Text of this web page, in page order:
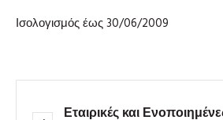
Ισολογισμός έως 30/06/2009
Εταιρικές και